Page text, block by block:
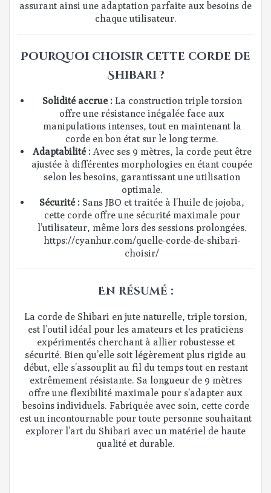
assurant ainsi une adaptation parfaite aux besoins de
chaque utilisateur.
Pourquoi choisir cette corde de
Shibari ?
Solidité accrue :La construction triple torsion
offre une résistance inégalée face aux
manipulations intenses, tout en maintenant la
corde en bon état sur le long terme.
Adaptabilité :Avec ses 9 mètres, la corde peut être
ajustée à différentes morphologies en étant coupée
selon les besoins, garantissant une utilisation
optimale.
Sécurité : Sans JBO et traitée à l’huile de jojoba,
cette corde offre une sécurité maximale pour
l’utilisateur, même lors des sessions prolongées.
https://cyanhur.com/quelle-corde-de-shibari-
choisir/
En résumé :
La corde de Shibari en jute naturelle, triple torsion,
est l’outil idéal pour les amateurs et les praticiens
expérimentés cherchant à allier robustesse et
sécurité. Bien qu’elle soit légèrement plus rigide au
début, elle s’assouplit au fil du temps tout en restant
extrêmement résistante. Sa longueur de 9 mètres
offre une flexibilité maximale pour s’adapter aux
besoins individuels. Fabriquée avec soin, cette corde
est un incontournable pour toute personne souhaitant
explorer l’art du Shibari avec un matériel de haute
qualité et durable.